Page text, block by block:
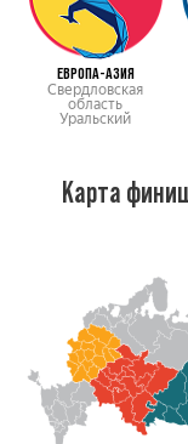
ЕВРОПА-АЗИЯ
Свердловская
область
Уральский
Карта